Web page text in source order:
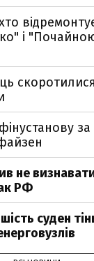
і
не
РФ
суден